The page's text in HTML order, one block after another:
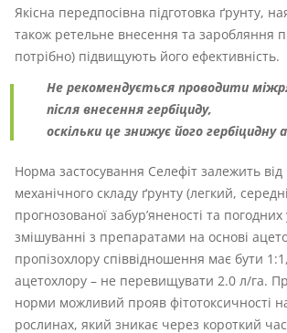
Якісна передпосівна підготовка ґрунту,
також ретельне внесення та заробляння
потрібно) підвищують його ефективність.
Не рекомендується проводити
після внесення гербіциду,
оскільки це знижує його гербіцидну
Норма застосування Селефіт залежить від
механічного складу ґрунту (легкий,
прогнозованої забур’яненості та
змішуванні з препаратами на основі
пропізохлору співвідношення має бути
ацетохлору – не перевищувати 2.0 л/га.
норми можливий прояв фітотоксичності
рослинах, який зникає через короткий